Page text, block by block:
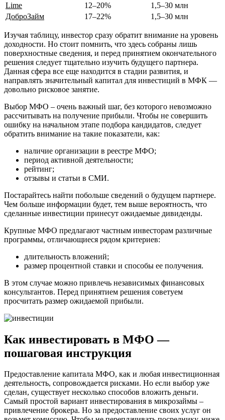
Lime
12–20%
1,5–30 млн
ДоброЗайм
17–22% 1,5–30 млн
Изучая таблицу, инвестор сразу обратит внимание на уровень
доходности. Но стоит помнить, что здесь собраны лишь
поверхностные сведения, и перед принятием окончательного
решения следует тщательно изучить будущего партнера.
Данная сфера все еще находится в стадии развития, и
направлять значительный капитал для инвестиций в МФК —
довольно рисковое занятие.
Выбор МФО – очень важный шаг, без которого невозможно
рассчитывать на получение прибыли. Чтобы не совершить
ошибку на начальном этапе подбора кандидатов, следует
обратить внимание на такие показатели, как:
наличие организации в реестре МФО;
период активной деятельности;
рейтинг;
отзывы и статьи в СМИ.
Постарайтесь найти побольше сведений о будущем партнере.
Чем больше информации будет, тем выше вероятность, что
сделанные инвестиции принесут ожидаемые дивиденды.
Крупные МФО предлагают частным инвесторам различные
программы, отличающиеся рядом критериев:
длительность вложений;
размер процентной ставки и способы ее получения.
В этом случае можно привлечь независимых финансовых
консультантов. Перед принятием решения советуем
просчитать размер ожидаемой прибыли.
Как инвестировать в МФО —
пошаговая инструкция
Предоставление капитала МФО, как и любая инвестиционная
деятельность, сопровождается рисками. Но если выбор уже
сделан, существует несколько способов вложить деньги.
Самый простой вариант инвестирования в микрозаймы –
привлечение брокера. Но за предоставление своих услуг он